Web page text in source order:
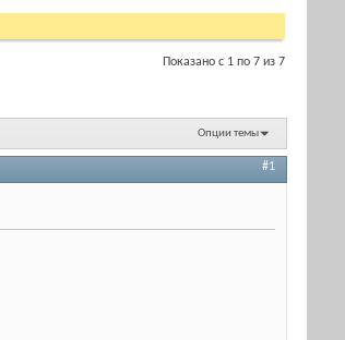
Показано с 1 по 7 из 7
Опции темы
#1